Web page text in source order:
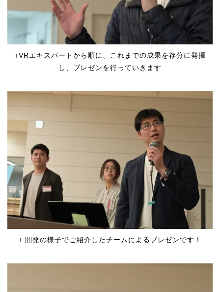
↑VRエキスパートから順に、これまでの成果を存分に発揮
し、プレゼンを行っていきます
↑ 開発の様子でご紹介したチームによるプレゼンです！